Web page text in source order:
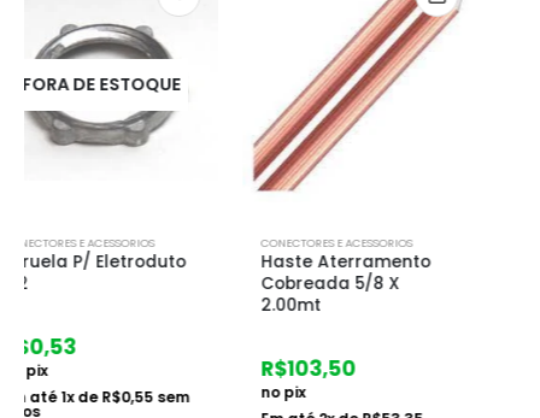
CONECTORES E ACESSORIOS
Haste Aterramento
R$
no pix
FORA DE ESTOQUE
CONECTORES E ACESSORIOS
Bucha P/ Eletroduto 1
Em até
juros